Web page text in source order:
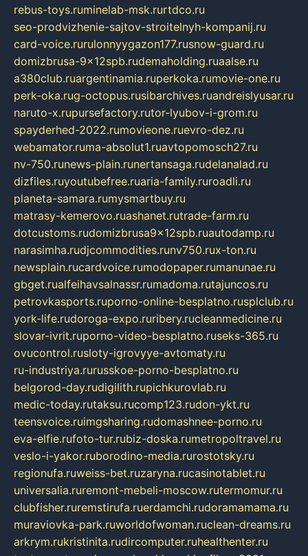
rebus-toys.ruminelab-msk.rurtdco.ru
seo-prodvizhenie-sajtov-stroitelnyh-kompanij.ru
card-voice.rurulonnyygazon177.rusnow-guard.ru
domizbrusa-9x12spb.rudemaholding.ruaalse.ru
a380club.ruargentinamia.ruperkoka.rumovie-one.ru
perk-oka.rug-octopus.rusibarchives.ruandreislyusar.ru
naruto-x.rupursefactory.rutor-lyubov-i-grom.ru
spayderhed-2022.rumovieone.ruevro-dez.ru
webamator.ruma-absolut1.ruavtopomosch27.ru
nv-750.runews-plain.runertansaga.rudelanalad.ru
dizfiles.ruyoutubefree.ruaria-family.ruroadli.ru
planeta-samara.rumysmartbuy.ru
matrasy-kemerovo.ruashanet.rutrade-farm.ru
dotcustoms.rudomizbrusa9x12spb.ruautodamp.ru
narasimha.rudjcommodities.runv750.rux-ton.ru
newsplain.rucardvoice.rumodopaper.rumanunae.ru
gbget.rualfeihavsalnassr.rumadoma.rutajuncos.ru
petrovkasports.ruporno-online-besplatno.rusplclub.ru
york-life.rudoroga-expo.ruribery.rucleanmedicine.ru
slovar-ivrit.ruporno-video-besplatno.ruseks-365.ru
ovucontrol.rusloty-igrovyye-avtomaty.ru
ru-industriya.rurusskoe-porno-besplatno.ru
belgorod-day.rudigilith.rupichkurovlab.ru
medic-today.rutaksu.rucomp123.rudon-ykt.ru
teensvoice.ruimgsharing.rudomashnee-porno.ru
eva-elfie.rufoto-tur.rubiz-doska.rumetropoltravel.ru
veslo-i-yakor.ruborodino-media.rurostotsky.ru
regionufa.ruweiss-bet.ruzaryna.rucasinotablet.ru
universalia.ruremont-mebeli-moscow.rutermomur.ru
clubfisher.ruremstirufa.ruerdamchi.rudoramamama.ru
muraviovka-park.ruworldofwoman.ruclean-dreams.ru
arkrym.rukristinita.rudircomputer.ruhealthenter.ru